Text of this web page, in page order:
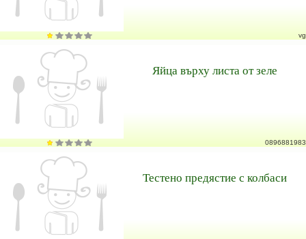
vg
Яйца върху листа от зеле
0896881983
Тестено предястие с колбаси